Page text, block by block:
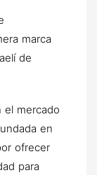
marca
de
el mercado
en
ofrecer
para